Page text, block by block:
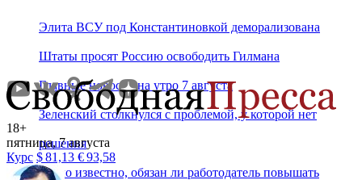
Элита ВСУ под Константиновкой деморализована
Штаты просят Россию освободить Гилмана
Главные новости на утро 7 августа
Зеленский столкнулся с проблемой, у которой нет
решения
Стало известно, обязан ли работодатель повышать
18+
пятница, 7 августа
Курс $81,13 €93,58